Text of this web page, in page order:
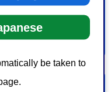
be taken to
にみなさまのご意